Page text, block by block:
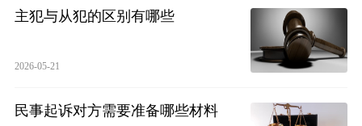
主犯与从犯的区别有哪些
2026-05-21
民事起诉对方需要准备哪些材料